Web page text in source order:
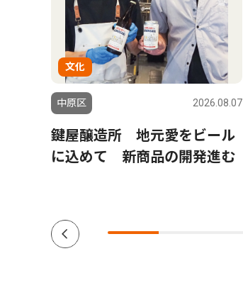
文化
中原区 2026.08.07
鍵屋醸造所 地元愛をビール
に込めて 新商品の開発進む